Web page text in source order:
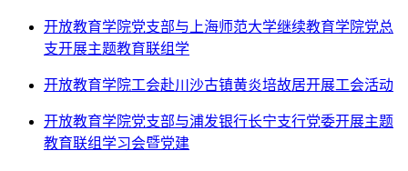
开放教育学院党支部与上海师范大学继续教育学院党总
支开展主题教育联组学
开放教育学院工会赴川沙古镇黄炎培故居开展工会活动
开放教育学院党支部与浦发银行长宁支行党委开展主题
教育联组学习会暨党建